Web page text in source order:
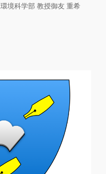
境科学部 教授御友 重希